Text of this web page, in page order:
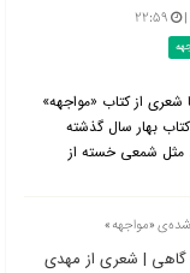
۲۲:۵۹
از کتاب «مواجهه»
بهار سال گذشته
مثل شمعی خسته از
شده‌ی «مواجهه»
گاهی | شعری از مهدی